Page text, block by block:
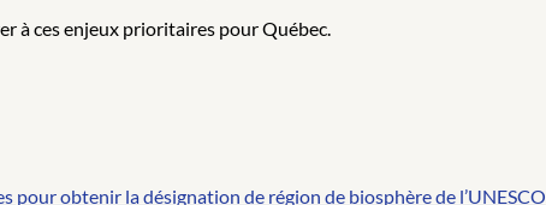
à ces enjeux prioritaires pour Québec.
obtenir la désignation de région de biosphère de l’UNESCO